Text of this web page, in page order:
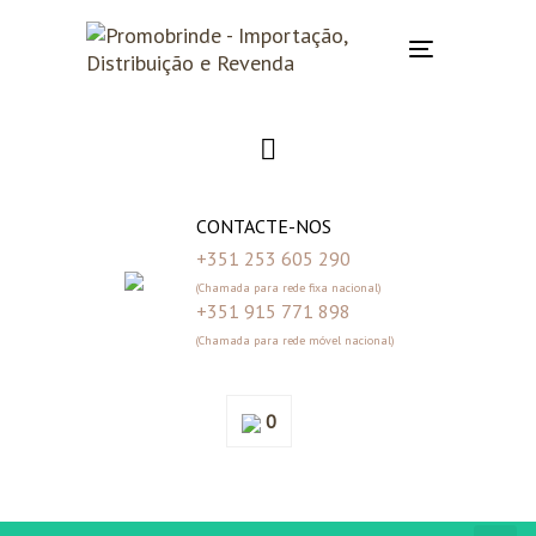
Toggle
CONTACTE-NOS
+351 253 605 290
(Chamada para rede fixa nacional)
+351 915 771 898
(Chamada para rede móvel nacional)
0